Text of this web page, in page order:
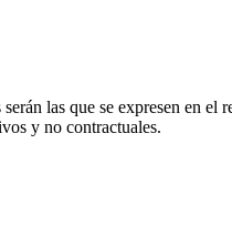
las que se expresen en
y no contractuales.